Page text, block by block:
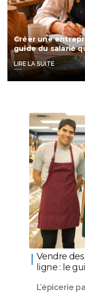
Créer une
guide du salarié
LIRE LA SUITE
Vendre
ligne : le
L’épicerie